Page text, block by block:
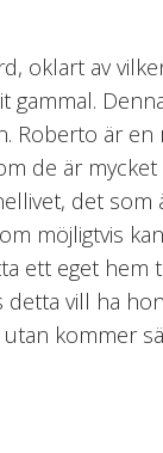
oklart av
Roberto är
de är
det
möjligtvis
ett eget
detta vill ha
kommer